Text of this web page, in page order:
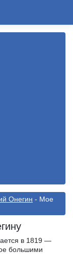
Онегин - Мое
в 1819 —
большими